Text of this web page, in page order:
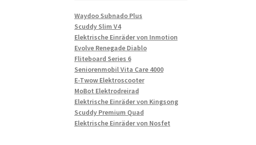
Waydoo Subnado Plus
Scuddy Slim V4
Elektrische Einräder von Inmotion
Evolve Renegade Diablo
Fliteboard Series 6
Seniorenmobil Vita Care 4000
E-Twow Elektroscooter
MoBot Elektrodreirad
Elektrische Einräder von Kingsong
Scuddy Premium Quad
Elektrische Einräder von Nosfet